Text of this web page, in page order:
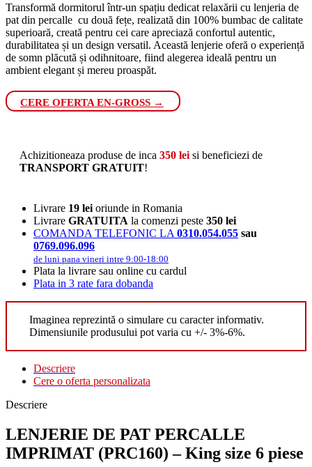
Transformă dormitorul într-un spațiu dedicat relaxării cu lenjeria de
pat din percalle cu două fețe, realizată din 100% bumbac de calitate
superioară, creată pentru cei care apreciază confortul autentic,
durabilitatea și un design versatil. Această lenjerie oferă o experiență
de somn plăcută și odihnitoare, fiind alegerea ideală pentru un
ambient elegant și mereu proaspăt.
CERE OFERTA EN-GROSS →
Achizitioneaza produse de inca 350 lei si beneficiezi de
TRANSPORT GRATUIT!
Livrare 19 lei oriunde in Romania
Livrare GRATUITA la comenzi peste 350 lei
COMANDA TELEFONIC LA 0310.054.055 sau
0769.096.096
de luni pana vineri intre 9:00-18:00
Plata la livrare sau online cu cardul
Plata in 3 rate fara dobanda
Imaginea reprezintă o simulare cu caracter informativ.
Dimensiunile produsului pot varia cu +/- 3%-6%.
Descriere
Cere o oferta personalizata
Descriere
LENJERIE DE PAT PERCALLE
IMPRIMAT (PRC160) – King size 6 piese